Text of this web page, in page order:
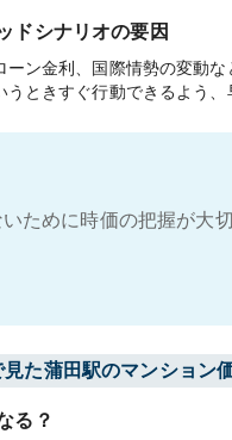
ドシナリオの要因
ーン金利、国際情勢の変動
ときすぐ行動できるよう
ために時価の把握が大
た蒲田駅のマンション
る？